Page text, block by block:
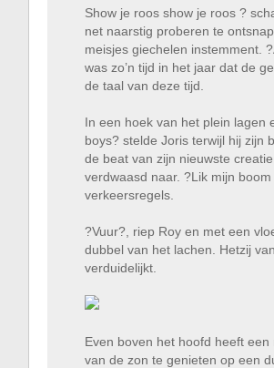
Show je roos show je roos ?
net naarstig proberen te
meisjes giechelen instemment.
was zo’n tijd in het jaar dat de
de taal van deze tijd.
In een hoek van het plein lagen
boys? stelde Joris terwijl hij zijn
de beat van zijn nieuwste
verdwaasd naar. ?Lik mijn
verkeersregels.
?Vuur?, riep Roy en met een
dubbel van het lachen. Hetzij
verduidelijkt.
Even boven het hoofd heeft
van de zon te genieten op een